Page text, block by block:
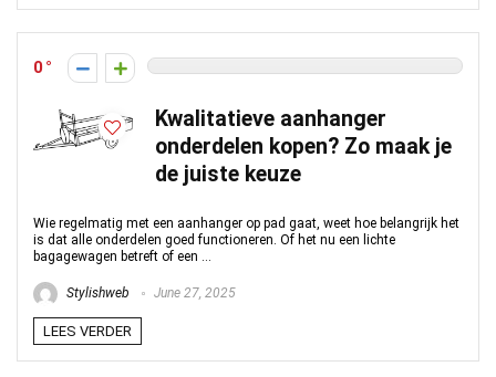
0
Kwalitatieve aanhanger
onderdelen kopen? Zo maak je
de juiste keuze
Wie regelmatig met een aanhanger op pad gaat, weet hoe belangrijk het
is dat alle onderdelen goed functioneren. Of het nu een lichte
bagagewagen betreft of een ...
Stylishweb June 27, 2025
LEES VERDER